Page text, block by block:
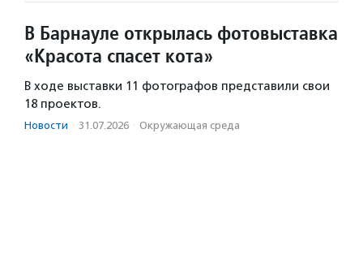
В Барнауле открылась фотовыставка
«Красота спасет кота»
В ходе выставки 11 фотографов представили свои
18 проектов.
Новости · 31.07.2026 · Окружающая среда